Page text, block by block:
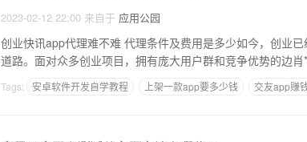
2023-02-12 22:00 来自于 应用公园
创业快讯app代理难不难 代理条件及费用是多少如今，创业
道路。面对众多创业项目，拥有庞大用户群和竞争优势的边
Tags: 安卓软件开发自学教程 上架一款app要多少钱 交友app赚